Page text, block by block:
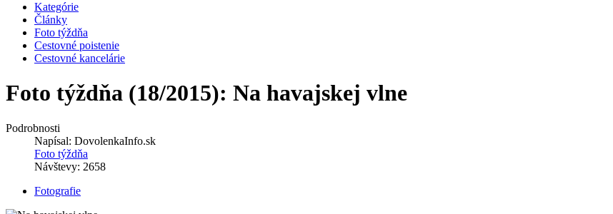
Kategórie
Články
Foto týždňa
Cestovné poistenie
Cestovné kancelárie
Foto týždňa (18/2015): Na havajskej vlne
Podrobnosti
Napísal: DovolenkaInfo.sk
Foto týždňa
Návštevy: 2658
Fotografie